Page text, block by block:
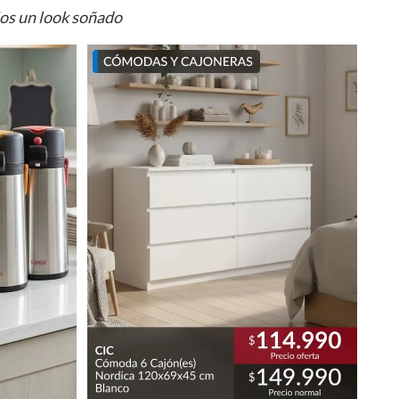
un look soñado